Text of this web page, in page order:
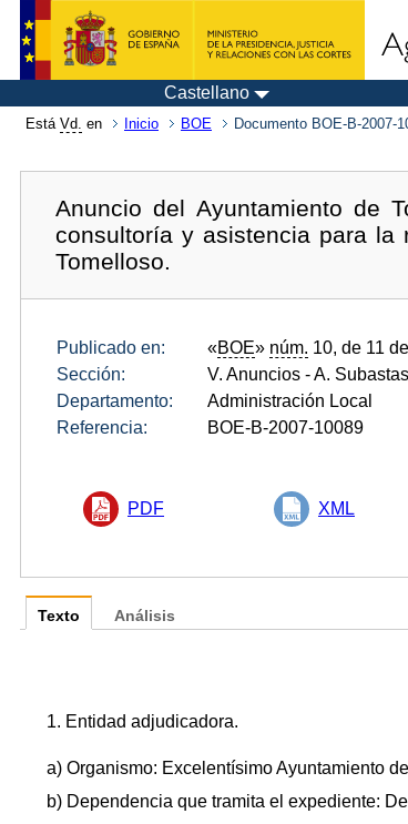
Castellano
Está Vd. en Inicio BOE Documento BOE-B-2007-
Anuncio del Ayuntamiento de
consultoría y asistencia para la
Tomelloso.
Publicado en: «BOE» núm. 10, de 11
Sección:
V. Anuncios - A.
Departamento:
Administración Local
Referencia:
BOE-B-2007-10089
PDF XML
Texto
1. Entidad adjudicadora.
a) Organismo: Excelentísimo Ayuntamiento
b) Dependencia que tramita el expediente:
Análisis